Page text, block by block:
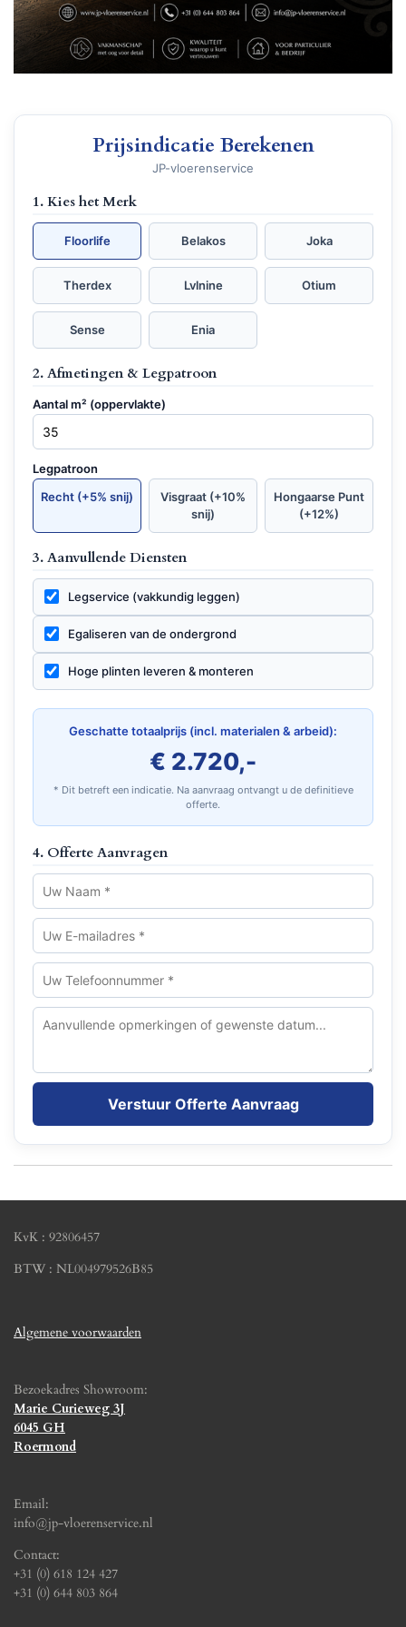
Prijsindicatie Berekenen
JP-vloerenservice
1. Kies het Merk
Floorlife Belakos Joka
Therdex Lvlnine Otium
Sense Enia
2. Afmetingen & Legpatroon
Aantal m² (oppervlakte)
Legpatroon
Recht (+5% snij)
Visgraat (+10%
snij)
Hongaarse Punt
(+12%)
3. Aanvullende Diensten
Legservice (vakkundig leggen)
Egaliseren van de ondergrond
Hoge plinten leveren & monteren
Geschatte totaalprijs (incl. materialen & arbeid):
€ 2.720,-
* Dit betreft een indicatie. Na aanvraag ontvangt u de definitieve
offerte.
4. Offerte Aanvragen
Verstuur Offerte Aanvraag
KvK : 92806457
BTW : NL004979526B85
Algemene voorwaarden
Bezoekadres Showroom:
Marie Curieweg 3J
6045 GH
Roermond
Email:
info@jp-vloerenservice.nl
Contact:
+31 (0) 618 124 427
+31 (0) 644 803 864